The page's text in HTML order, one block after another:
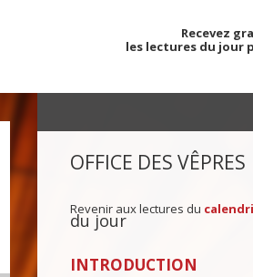
Recevez
les lectures du jour
OFFICE DES VÊPRES
Revenir aux lectures du
du jour
INTRODUCTION